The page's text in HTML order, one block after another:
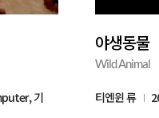
기
야생동물
Wild Animal
티엔윈 류